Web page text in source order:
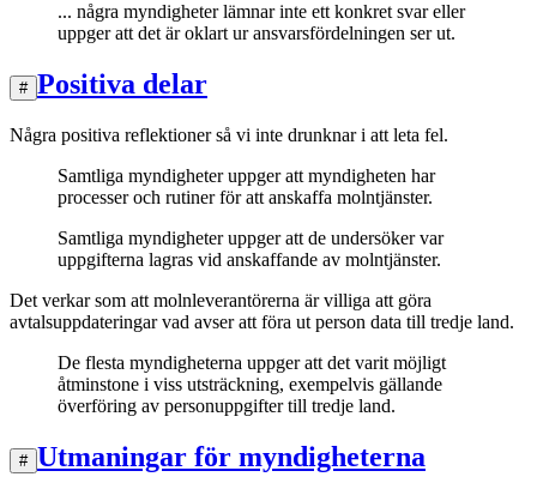
... några myndigheter lämnar inte ett konkret svar eller
uppger att det är oklart ur ansvarsfördelningen ser ut.
# Positiva delar
Några positiva reflektioner så vi inte drunknar i att leta fel.
Samtliga myndigheter uppger att myndigheten har
processer och rutiner för att anskaffa molntjänster.
Samtliga myndigheter uppger att de undersöker var
uppgifterna lagras vid anskaffande av molntjänster.
Det verkar som att molnleverantörerna är villiga att göra
avtalsuppdateringar vad avser att föra ut person data till tredje land.
De flesta myndigheterna uppger att det varit möjligt
åtminstone i viss utsträckning, exempelvis gällande
överföring av personuppgifter till tredje land.
# Utmaningar för myndigheterna